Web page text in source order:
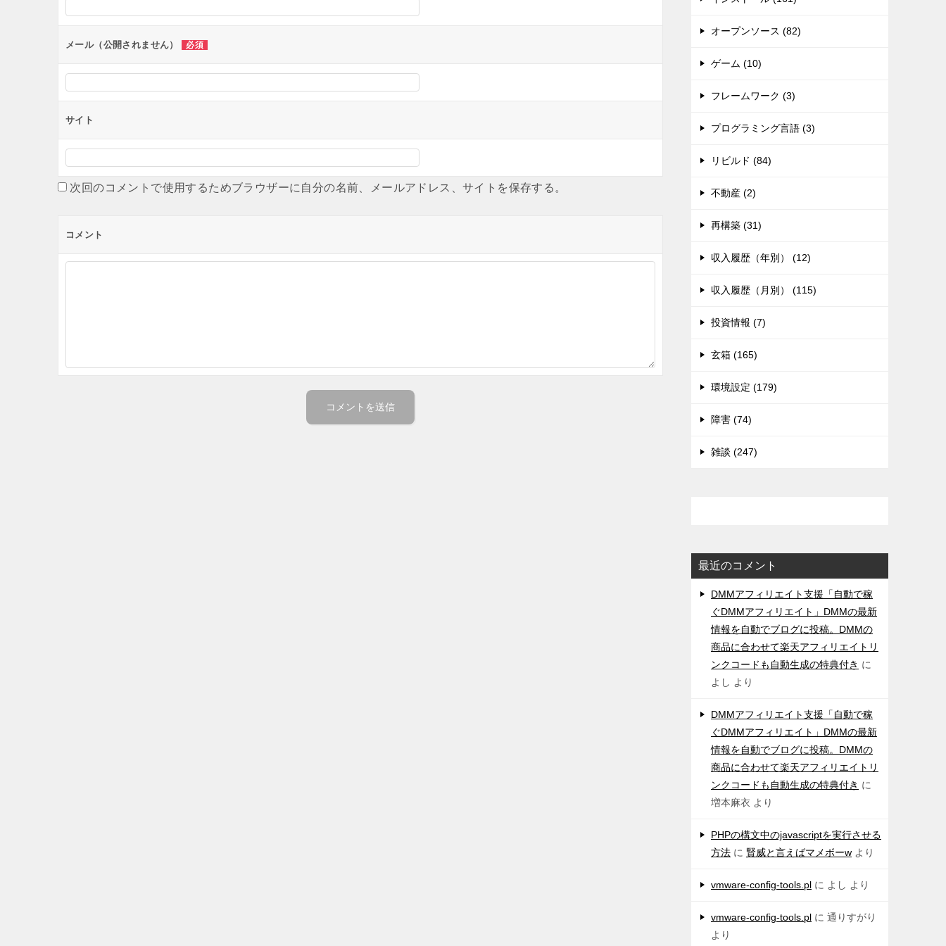
ョ
ン
メール（公開されません） 必須
サイト
次回のコメントで使用するためブラウザーに自分の名前、メールアドレス、サイトを保存する。
コメント
オープンソース (82)
ゲーム (10)
フレームワーク (3)
プログラミング言語 (3)
リビルド (84)
不動産 (2)
再構築 (31)
収入履歴（年別） (12)
収入履歴（月別） (115)
投資情報 (7)
玄箱 (165)
環境設定 (179)
障害 (74)
雑談 (247)
最近のコメント
DMMアフィリエイト支援「自動で稼
ぐDMMアフィリエイト」DMMの最新
情報を自動でブログに投稿。DMMの
商品に合わせて楽天アフィリエイトリ
ンクコードも自動生成の特典付き に
よし より
DMMアフィリエイト支援「自動で稼
ぐDMMアフィリエイト」DMMの最新
情報を自動でブログに投稿。DMMの
商品に合わせて楽天アフィリエイトリ
ンクコードも自動生成の特典付き に
増本麻衣 より
PHPの構文中のjavascriptを実行させる
方法 に 賢威と言えばマメボーw より
vmware-config-tools.pl に よし より
vmware-config-tools.pl に 通りすがり
より